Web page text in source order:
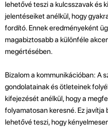
lehetővé teszi a kulcsszavak és
jelentéseiket anélkül, hogy
fordító. Ennek eredményeként
magabiztosabb a különféle
megértésében.
Bizalom a kommunikációban: A
gondolatainak és ötleteinek
kifejezését anélkül, hogy a
folyamatosan keresné. Ez
lehetővé teszi, hogy